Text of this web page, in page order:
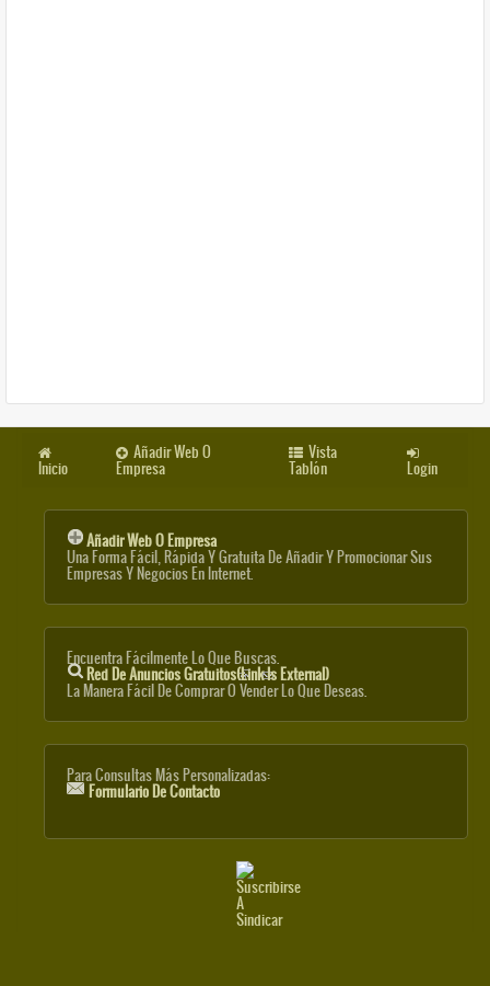
Inicio
Añadir Web O
Empresa
Vista
Tablón Login
Añadir Web O Empresa
Una Forma Fácil, Rápida Y Gratuita De Añadir Y Promocionar Sus
Empresas Y Negocios En Internet.
Encuentra Fácilmente Lo Que Buscas.
Red De Anuncios Gratuitos(link Is External)
La Manera Fácil De Comprar O Vender Lo Que Deseas.
Para Consultas Más Personalizadas:
Formulario De Contacto